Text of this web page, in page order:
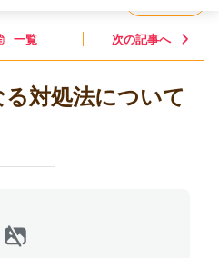
一覧 次の記事へ
対処法について